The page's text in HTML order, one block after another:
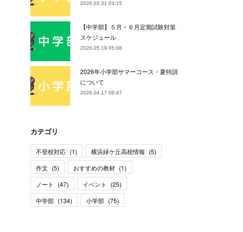
2026.03.31 03:15
【中学部】５月・６月定期試験対策
スケジュール
2026.05.19 05:08
2026年小学部サマーコース・夏特訓
について
2026.04.17 06:47
カテゴリ
不登校対応 (1) 横浜緑ケ丘高校情報 (5)
作文 (5) おすすめの教材 (1)
ノート
(47) イベント (25)
中学部 (134) 小学部 (75)